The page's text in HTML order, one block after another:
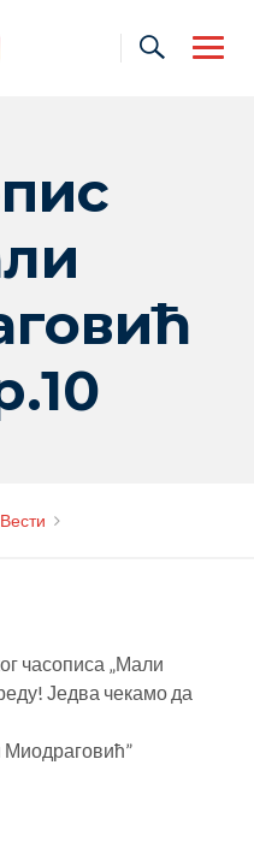
Вести
часописа „Мали
Једва чекамо да